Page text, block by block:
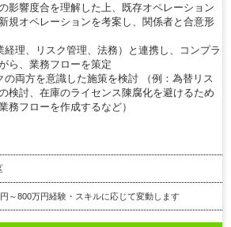
影響度合を理解した上、既存オペレーション
規オペレーションを考案し、関係者と合意形
理、リスク管理、法務）と連携し、コンプラ
ら、業務フローを策定
両方を意識した施策を検討 （例：為替リス
検討、在庫のライセンス陳腐化を避けるため
務フローを作成するなど）
～800万円経験・スキルに応じて変動します